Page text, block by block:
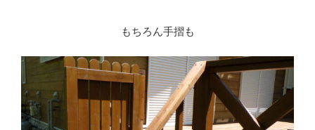
もちろん手摺も